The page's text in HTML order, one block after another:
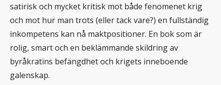
satirisk och mycket kritisk mot både fenomenet krig
och mot hur man trots (eller tack vare?) en fullständig
inkompetens kan nå maktpositioner. En bok som är
rolig, smart och en beklämmande skildring av
byråkratins befängdhet och krigets inneboende
galenskap.